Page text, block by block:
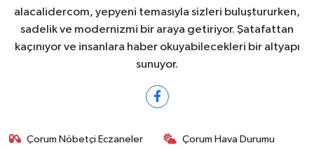
alacalidercom, yepyeni temasıyla sizleri buluştururken,
sadelik ve modernizmi bir araya getiriyor. Şatafattan
kaçınıyor ve insanlara haber okuyabilecekleri bir altyapı
sunuyor.
Çorum Nöbetçi Eczaneler Çorum Hava Durumu